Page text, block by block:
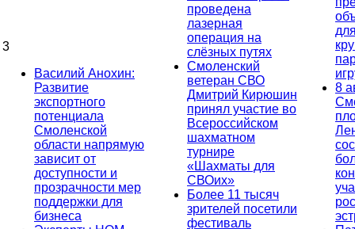
3
Василий Анохин:
Развитие
экспортного
потенциала
Смоленской
области напрямую
зависит от
доступности и
прозрачности мер
поддержки для
бизнеса
проведена
лазерная
операция на
слёзных путях
Смоленский
ветеран СВО
Дмитрий Кирюшин
принял участие во
Всероссийском
шахматном
турнире
«Шахматы для
СВОих»
Более 11 тысяч
зрителей посетили
фестиваль
8